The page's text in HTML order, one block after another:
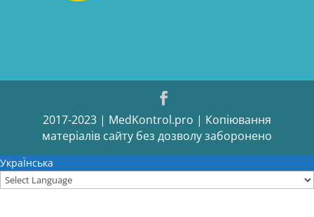
2017-2023 | MedKontrol.pro | Копіювання
матеріалів сайту без дозволу заборонено
УкраЇнська